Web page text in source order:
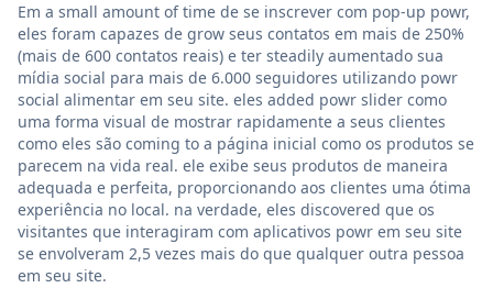
Em a small amount of time de se inscrever com pop-up powr,
eles foram capazes de grow seus contatos em mais de 250%
(mais de 600 contatos reais) e ter steadily aumentado sua
mídia social para mais de 6.000 seguidores utilizando powr
social alimentar em seu site. eles added powr slider como
uma forma visual de mostrar rapidamente a seus clientes
como eles são coming to a página inicial como os produtos se
parecem na vida real. ele exibe seus produtos de maneira
adequada e perfeita, proporcionando aos clientes uma ótima
experiência no local. na verdade, eles discovered que os
visitantes que interagiram com aplicativos powr em seu site
se envolveram 2,5 vezes mais do que qualquer outra pessoa
em seu site.